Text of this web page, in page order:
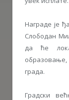
Награде је
Слободан
да ће
града.
Градски